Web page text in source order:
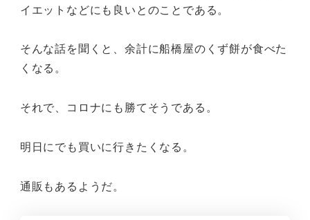
イエットなどにも良いとのことである。
そんな話を聞くと、余計に船橋屋のくず餅が食べた
くなる。
それで、コロナにも勝てそうである。
明日にでも買いに行きたくなる。
通販もあるようだ。